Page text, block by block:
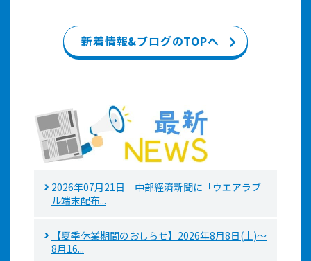
新着情報&ブログのTOPへ
2026年07月21日 中部経済新聞に「ウエアラブ
ル端末配布...
【夏季休業期間のおしらせ】2026年8月8日(土)～
8月16...